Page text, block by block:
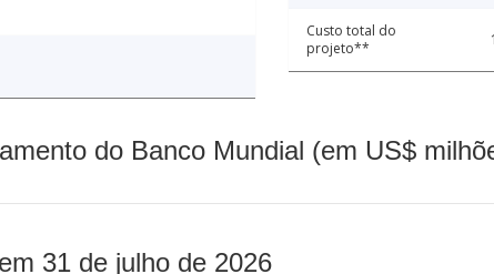
Custo total do
projeto**
do Banco Mundial (em US$
31 de julho de 2026